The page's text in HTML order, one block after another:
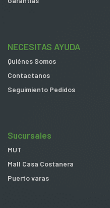
NECESITAS AYUDA
Quiénes Somos
Contactanos
Seguimiento Pedidos
Sucursales
MUT
Mall Casa Costanera
Puerto varas